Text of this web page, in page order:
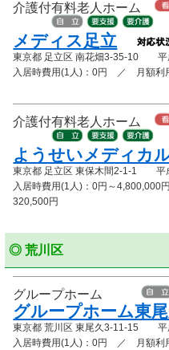
介護付有料老人ホーム
メディス足立
東京都 足立区 南花畑3-35-10 平
入居時費用(1人)：0円 ／ 月額利
介護付有料老人ホーム
ようせいメディカ
東京都 足立区 東保木間2-1-1 平
入居時費用(1人)：0円～
320,500円
◎ 荒川区
グループホーム
グループホーム東
東京都 荒川区 東尾久3-11-15 平
入居時費用(1人)：0円 ／ 月額利